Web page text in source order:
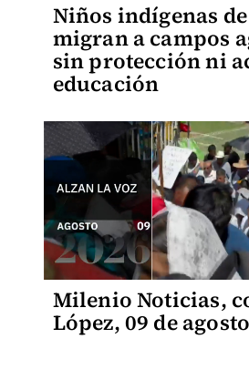
Niños indígenas
migran a campos
sin protección ni
educación
Milenio Noticias,
López, 09 de